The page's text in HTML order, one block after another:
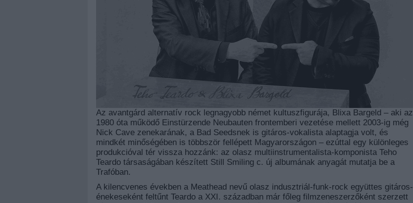
Az avantgárd alternatív rock legnagyobb német kultuszfigurája, Blixa Bargeld – aki az
1980 óta működő Einstürzende Neubauten frontemberi vezetése mellett 2003-ig még
Nick Cave zenekarának, a Bad Seedsnek is gitáros-vokalista alaptagja volt, és
mindkét minőségében is többször fellépett Magyarországon – ezúttal egy különleges
produkcióval tér vissza hozzánk: az olasz multiinstrumentalista-komponista Teho
Teardo társaságában készített Still Smiling c. új albumának anyagát mutatja be a
Trafóban.
A kilencvenes években a Meathead nevű olasz indusztriál-funk-rock együttes gitáros-
énekeseként feltűnt Teardo a XXI. században már főleg filmzeneszerzőként szerzett